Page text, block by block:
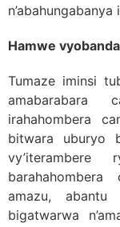
Hamwe
Tumaze iminsi
amabarabara
irahahombera
bitwara uburyo
vy’iterambere
amazu, abantu
bigatwarwa